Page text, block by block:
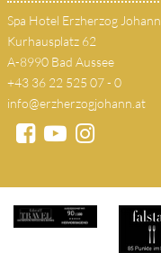
Spa Hotel Erzherzog Johann
Kurhausplatz 62
A-8990 Bad Aussee
+43 36 22 525 07 - 0
info@erzherzogjohann.at